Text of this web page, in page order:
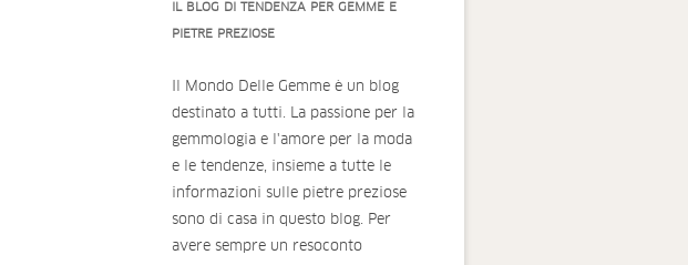
IL BLOG DI TENDENZA PER GEMME E
PIETRE PREZIOSE
Il Mondo Delle Gemme è un blog
destinato a tutti. La passione per la
gemmologia e l'amore per la moda
e le tendenze, insieme a tutte le
informazioni sulle pietre preziose
sono di casa in questo blog. Per
avere sempre un resoconto